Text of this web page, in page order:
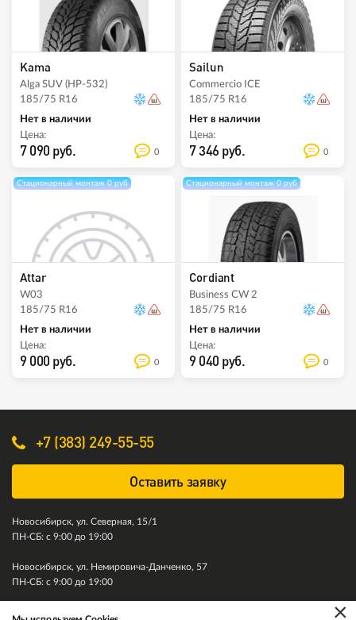
Kama
Alga SUV (HP-532)
185/75 R16
Нет в наличии
Цена:
7 090 руб. 0
Sailun
Commercio ICE
185/75 R16
Нет в наличии
Цена:
7 346 руб. 0
Стационарный монтаж 0 руб
Attar
W03
185/75 R16
Нет в наличии
Цена:
9 000 руб. 0
Стационарный монтаж 0 руб
Cordiant
Business CW 2
185/75 R16
Нет в наличии
Цена:
9 040 руб. 0
+7 (383) 249-55-55
Оставить заявку
Новосибирск, ул. Северная, 15/1
ПН-СБ: с 9:00 до 19:00
Новосибирск, ул. Немировича-Данченко, 57
ПН-СБ: с 9:00 до 19:00
×